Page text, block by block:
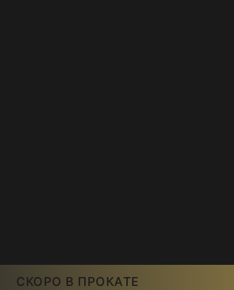
СКОРО В ПРОКАТЕ